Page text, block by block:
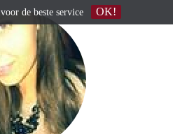
voor de beste service OK!